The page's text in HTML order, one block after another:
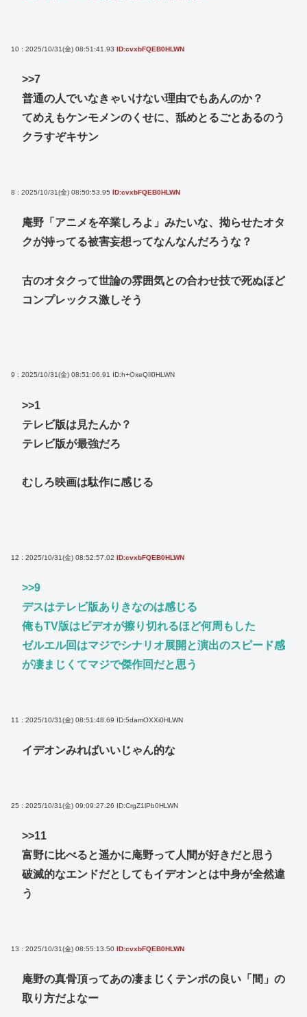
10 : 2025/10/31(金) 08:51:41.93 ID:cvxbFQEB0HLWN
>>7
普通の人でいなきゃいけない理由でもあんのか？
てめえもケンモメンのくせに、舐めとるごとあるのう
クラすぞキサン
8 : 2025/10/31(金) 08:50:53.95 ID:cvxbFQEB0HLWN
庵野「アニメを卒業しろよ」みたいな、拗らせたオタ
クが持ってる被害妄想ってなんなんだろうな？
古のオタクって世論の雰囲気との合わせ技で死ぬほど
コンプレックス激しそう
9 : 2025/10/31(金) 08:51:06.91 ID:h+OxeQIl0HLWN
>>1
テレビ版は見たんか？
テレビ版が最強だろ
むしろ映画は駄作に感じる
12 : 2025/10/31(金) 08:52:57.02 ID:cvxbFQEB0HLWN
>>9
デスはテレビ版ありきなのは感じる
俺もTV版はビデオが擦り切れるほど何周もした
ゼルエル回はマジでシナリオ展開と演出のスピード感
が凄まじくてマジで傑作回だと思う
11 : 2025/10/31(金) 08:51:48.69 ID:5damOXXi0HLWN
イデオンみればいいじゃん的な
25 : 2025/10/31(金) 09:09:27.26 ID:CrgZ1lPb0HLWN
>>11
富野に比べると遥かに庵野って人間が好きだと思う
破滅的なエンドだとしてもイデオンとは中身が全然違
う
13 : 2025/10/31(金) 08:55:13.50 ID:cvxbFQEB0HLWN
庵野の真骨頂ってあの凄まじくテンポの良い「間」の
取り方だよなー